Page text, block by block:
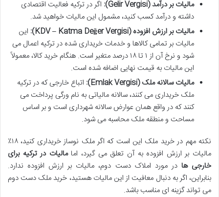
مالیات بر درآمد (Gelir Vergisi):
اگر در ترکیه فعالیت اقتصادی
داشته و درآمد کسب کنید، مشمول این مالیات خواهید شد.
مالیات بر ارزش افزوده (KDV – Katma Değer Vergisi):
این
مالیات بر تمامی کالاها و خدمات خریداری شده در ترکیه اعمال می
شود و نرخ آن از ۱ تا ۱۸ درصد متغیر است. هنگام خرید کالا، معمولاً
این مالیات به قیمت نهایی اضافه شده است.
مالیات سالانه ملک (Emlak Vergisi):
اتباع خارجی که در ترکیه
ملک خریداری می کنند، سالانه مالیاتی به نام ورگی پرداخت می
کنند که در واقع همان عوارض سالانه شهرداری است و بر اساس
مساحت و منطقه ملک محاسبه می شود.
نکته مهم در خرید ملک این است که اگر ملک نوساز خریداری کنید، ۱۸٪
مالیات بر ارزش افزوده به آن تعلق می گیرد، امامالیات در ترکیه برای
خارجی ها در مورد املاک دست دوم، مالیات بر ارزش افزوده ندارد.
بنابراین، اگر به دنبال معافیت از این مالیات هستید، خرید ملک دست دوم
می تواند گزینه ای مناسب باشد.